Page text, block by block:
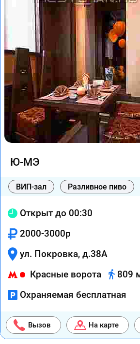
Ю-МЭ
ВИП-зал Разливное пиво
Открыт до 00:30
2000-3000р
ул. Покровка, д.38А
Красные ворота
809
Охраняемая бесплатная
Вызов На карте